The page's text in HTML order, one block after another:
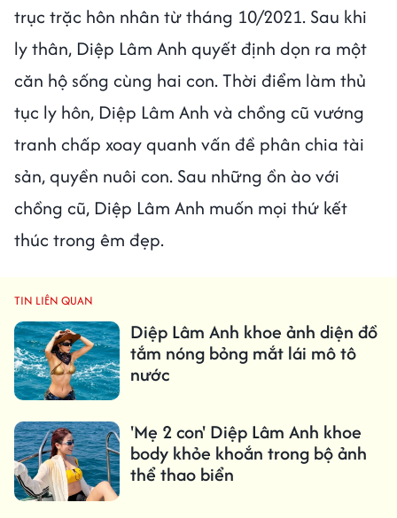
trục trặc hôn nhân từ tháng 10/2021. Sau khi
ly thân, Diệp Lâm Anh quyết định dọn ra một
căn hộ sống cùng hai con. Thời điểm làm thủ
tục ly hôn, Diệp Lâm Anh và chồng cũ vướng
tranh chấp xoay quanh vấn đề phân chia tài
sản, quyền nuôi con. Sau những ồn ào với
chồng cũ, Diệp Lâm Anh muốn mọi thứ kết
thúc trong êm đẹp.
TIN LIÊN QUAN
Diệp Lâm Anh khoe ảnh diện đồ
tắm nóng bỏng mắt lái mô tô
nước
'Mẹ 2 con' Diệp Lâm Anh khoe
body khỏe khoắn trong bộ ảnh
thể thao biển